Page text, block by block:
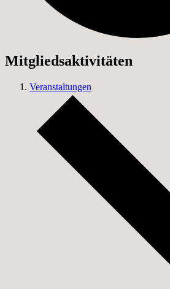
Mitgliedsaktivitäten
Veranstaltungen